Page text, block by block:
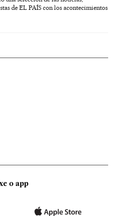
de EL PAÍS con los acontecimientos
o app